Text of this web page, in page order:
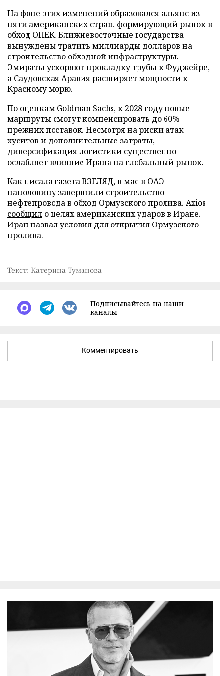
На фоне этих изменений образовался альянс из
пяти американских стран, формирующий рынок в
обход ОПЕК. Ближневосточные государства
вынуждены тратить миллиарды долларов на
строительство обходной инфраструктуры.
Эмираты ускоряют прокладку трубы к Фуджейре,
а Саудовская Аравия расширяет мощности к
Красному морю.
По оценкам Goldman Sachs, к 2028 году новые
маршруты смогут компенсировать до 60%
прежних поставок. Несмотря на риски атак
хуситов и дополнительные затраты,
диверсификация логистики существенно
ослабляет влияние Ирана на глобальный рынок.
Как писала газета ВЗГЛЯД, в мае в ОАЭ
наполовинузавершили строительство
нефтепровода в обход Ормузского пролива. Axios
сообщил о целях американских ударов в Иране.
Иран назвал условия для открытия Ормузского
пролива.
Текст: Катерина Туманова
Подписывайтесь на наши
каналы
Комментировать